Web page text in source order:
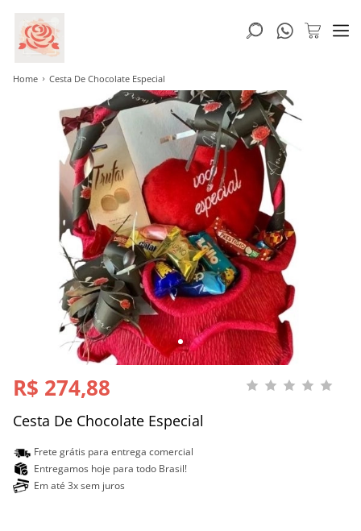
Home Cesta De Chocolate Especial
R$ 274,88
Cesta De Chocolate Especial
Frete grátis para entrega comercial
Entregamos hoje para todo Brasil!
Em até 3x sem juros